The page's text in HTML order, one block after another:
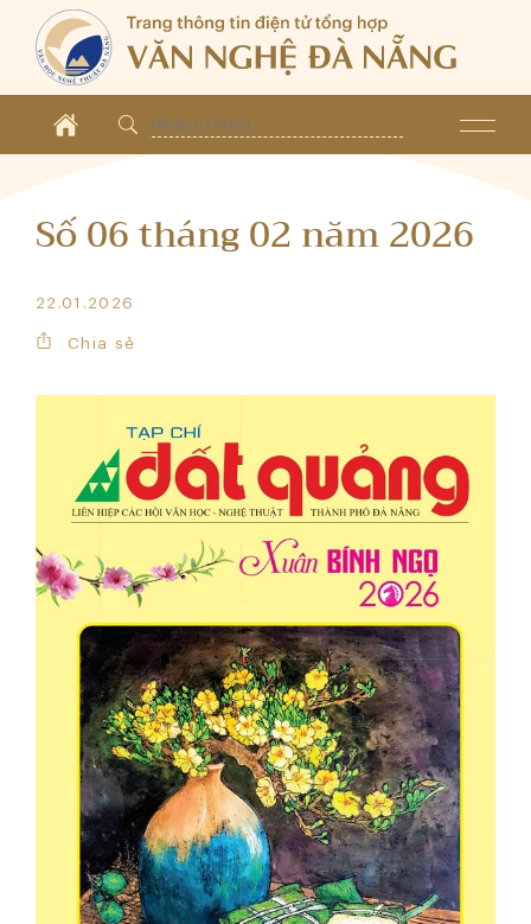
Số 06 tháng 02 năm 2026
22.01.2026
Chia sẻ